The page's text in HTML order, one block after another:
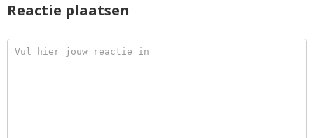
Reactie plaatsen